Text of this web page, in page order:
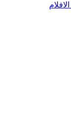
الافلام